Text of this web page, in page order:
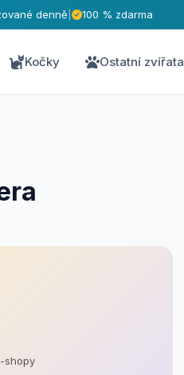
denně 100 % zdarma
Kočky Ostatní zvířata
shopy